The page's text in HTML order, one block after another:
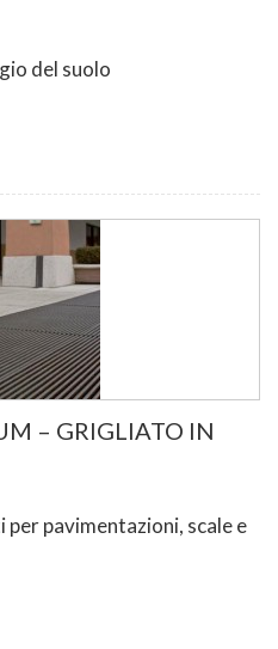
del suolo
– GRIGLIATO IN
per pavimentazioni, scale e